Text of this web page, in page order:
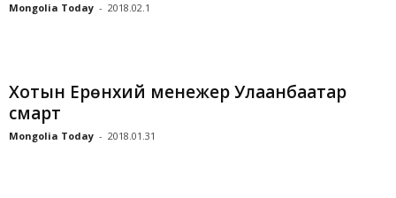
Mongolia Today - 2018.02.1
Xотын Ерөнхий менежер Улаанбаатар
смарт
Mongolia Today - 2018.01.31